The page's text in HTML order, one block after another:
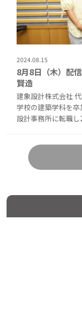
2024.08.15
8月8日（木）配
賢造
建象設計株式会社
学校の建築学科を
設計事務所に転職